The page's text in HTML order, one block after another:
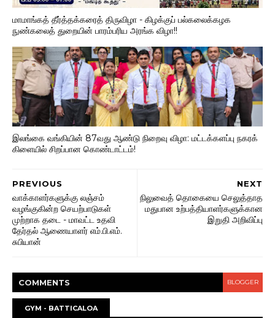
மாமாங்கத் தீர்த்தக்கரைத் திருவிழா - கிழக்குப் பல்கலைக்கழக
நுண்கலைத் துறையின் பாரம்பரிய அரங்க விழா!!
இலங்கை வங்கியின் 87வது ஆண்டு நிறைவு விழா: மட்டக்களப்பு நகரக்
கிளையில் சிறப்பான கொண்டாட்டம்!
NEXT
நிலுவைத் தொகையை செலுத்தாத
மதுபான உற்பத்தியாளர்களுக்கான
இறுதி அறிவிப்பு
PREVIOUS
வாக்காளர்களுக்கு லஞ்சம்
வழங்குகின்ற செயற்பாடுகள்
முற்றாக தடை - மாவட்ட உதவி
தேர்தல் ஆணையாளர் எம்.பி.எம்.
சுபியான்
COMMENTS BLOGGER
GYM - BATTICALOA